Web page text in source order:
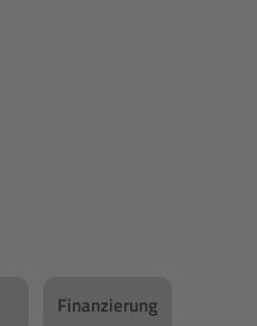
Finanzierung